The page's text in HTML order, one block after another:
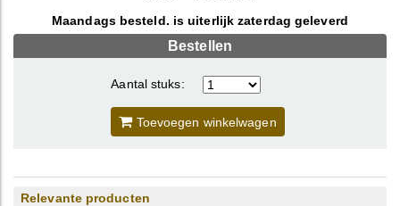
Maandags besteld. is uiterlijk zaterdag geleverd
Bestellen
Aantal stuks:
Toevoegen winkelwagen
Relevante producten